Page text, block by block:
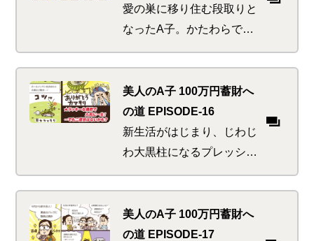
してしのいで行けるの
か！？
愛の巣に移り住む段取りと
なったA子。かたわらで見
かけた、近所にお住いのス
ーパーセレブ先輩宅には怪
しげな来客がひっきりな
し。漂うのはバラと紅茶と
お金の香り！？
美人のA子 100万円蓄財へ
の道 EPISODE-16
新生活がはじまり、じわじ
わ大黒柱になるプレッシャ
ーが彼にのしかかってく
る。そんな中、自転車で間
一髪！や、ゴルフで危機一
髪！など度重なるピンチに
美人のA子 100万円蓄財へ
の道 EPISODE-17